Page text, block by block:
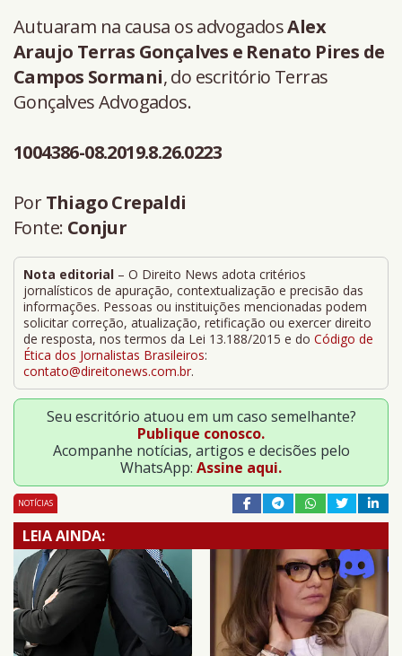
Autuaram na causa os advogadosAlex
Araujo Terras Gonçalves e Renato Pires de
Campos Sormani, do escritório Terras
Gonçalves Advogados.
1004386-08.2019.8.26.0223
PorThiago Crepaldi
Fonte: Conjur
Nota editorial – O Direito News adota critérios
jornalísticos de apuração, contextualização e precisão das
informações. Pessoas ou instituições mencionadas podem
solicitar correção, atualização, retificação ou exercer direito
de resposta, nos termos da Lei 13.188/2015 e do Código de
Ética dos Jornalistas Brasileiros:
contato@direitonews.com.br.
Seu escritório atuou em um caso semelhante?
Publique conosco.
Acompanhe notícias, artigos e decisões pelo
WhatsApp: Assine aqui.
NOTÍCIAS
LEIA AINDA: